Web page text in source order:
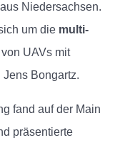
Niedersachsen.
um die multi-
von UAVs mit
Bongartz.
fand auf der Main
präsentierte